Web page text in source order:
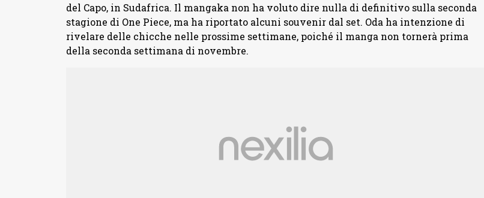
del Capo, in Sudafrica. Il mangaka non ha voluto dire nulla di definitivo sulla seconda
stagione di One Piece, ma ha riportato alcuni souvenir dal set. Oda ha intenzione di
rivelare delle chicche nelle prossime settimane, poiché il manga non tornerà prima
della seconda settimana di novembre.